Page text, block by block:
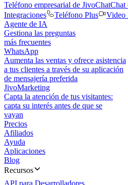
Teléfono empresarial de JivoChatChat
Integraciones
Teléfono Plus Video
Agente de IA
Gestiona las preguntas
más frecuentes
WhatsApp
Aumenta las ventas y ofrece asistencia
a tus clientes a través de su aplicación
de mensajería preferida
JivoMarketing
Capta la atención de tus visitantes:
capta su interés antes de que se
vayan
Precios
Afiliados
Ayuda
Aplicaciones
Blog
Recursos
API para Desarrolladores